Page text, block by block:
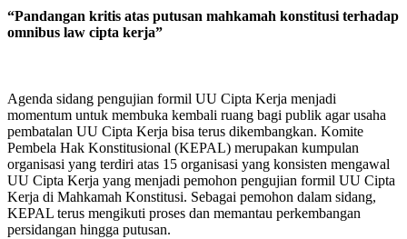
“Pandangan kritis atas putusan mahkamah konstitusi terhadap
omnibus law cipta kerja”
Agenda sidang pengujian formil UU Cipta Kerja menjadi
momentum untuk membuka kembali ruang bagi publik agar usaha
pembatalan UU Cipta Kerja bisa terus dikembangkan. Komite
Pembela Hak Konstitusional (KEPAL) merupakan kumpulan
organisasi yang terdiri atas 15 organisasi yang konsisten mengawal
UU Cipta Kerja yang menjadi pemohon pengujian formil UU Cipta
Kerja di Mahkamah Konstitusi. Sebagai pemohon dalam sidang,
KEPAL terus mengikuti proses dan memantau perkembangan
persidangan hingga putusan.